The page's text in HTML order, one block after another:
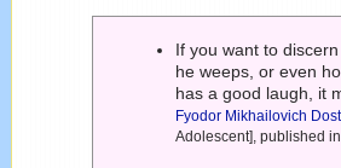
If you want to
he weeps, or even
has a good laugh, it
Fyodor Mikhailovich
Adolescent], published